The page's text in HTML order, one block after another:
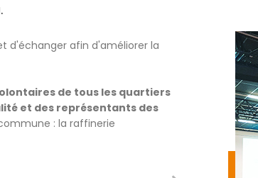
d'échanger afin d'améliorer la
de tous les quartiers
et des représentants des
: la raffinerie